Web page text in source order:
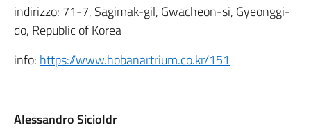
indirizzo: 71-7, Sagimak-gil, Gwacheon-si, Gyeonggi-
do, Republic of Korea
info:https://www.hobanartrium.co.kr/151
Alessandro Sicioldr